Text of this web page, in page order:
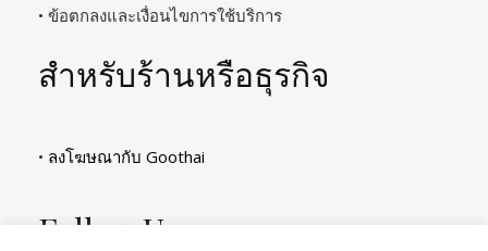
• ข้อตกลงและเงื่อนไขการใช้บริการ
สำหรับร้านหรือธุรกิจ
• ลงโฆษณากับ Goothai
Follow Us